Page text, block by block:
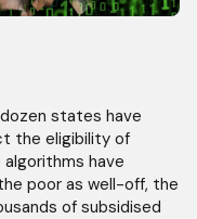
states have
the eligibility of
have
poor as well-off, the
of subsidised